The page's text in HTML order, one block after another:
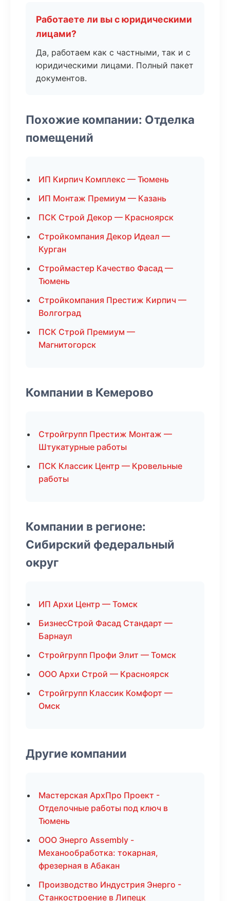
Работаете ли вы с юридическими
лицами?
Да, работаем как с частными, так и с
юридическими лицами. Полный пакет
документов.
Похожие компании: Отделка
помещений
ИП Кирпич Комплекс — Тюмень
ИП Монтаж Премиум — Казань
ПСК Строй Декор — Красноярск
Стройкомпания Декор Идеал —
Курган
Строймастер Качество Фасад —
Тюмень
Стройкомпания Престиж Кирпич —
Волгоград
ПСК Строй Премиум —
Магнитогорск
Компании в Кемерово
Стройгрупп Престиж Монтаж —
Штукатурные работы
ПСК Классик Центр — Кровельные
работы
Компании в регионе:
Сибирский федеральный
округ
ИП Архи Центр — Томск
БизнесСтрой Фасад Стандарт —
Барнаул
Стройгрупп Профи Элит — Томск
ООО Архи Строй — Красноярск
Стройгрупп Классик Комфорт —
Омск
Другие компании
Мастерская АрхПро Проект -
Отделочные работы под ключ в
Тюмень
ООО Энерго Assembly -
Механообработка: токарная,
фрезерная в Абакан
Производство Индустрия Энерго -
Станкостроение в Липецк